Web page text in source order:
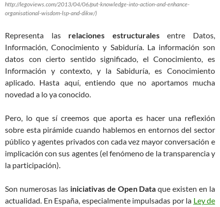
http://legoviews.com/2013/04/06/put-knowledge-into-action-and-enhance-
organisational-wisdom-lsp-and-dikw/)
Representa las relaciones estructuralesentre Datos,
Información, Conocimiento y Sabiduría. La información son
datos con cierto sentido significado, el Conocimiento, es
Información y contexto, y la Sabiduría, es Conocimiento
aplicado. Hasta aquí, entiendo que no aportamos mucha
novedad a lo ya conocido.
Pero, lo que sí creemos que aporta es hacer una reflexión
sobre esta pirámide cuando hablemos en entornos del sector
público y agentes privados con cada vez mayor conversación e
implicación con sus agentes (el fenómeno de la transparencia y
la participación).
Son numerosas lasiniciativas de Open Data que existen en la
actualidad. En España, especialmente impulsadas por la Ley de